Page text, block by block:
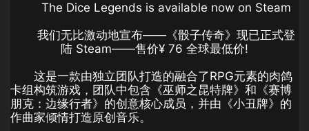
The Dice Legends is available now on Steam
我们无比激动地宣布——《骰子传奇》现已正式登
陆 Steam——售价¥ 76 全球最低价!
这是一款由独立团队打造的融合了RPG元素的肉鸽
卡组构筑游戏，团队中包含《巫师之昆特牌》和《赛博
朋克：边缘行者》的创意核心成员，并由《小丑牌》的
作曲家倾情打造原创音乐。